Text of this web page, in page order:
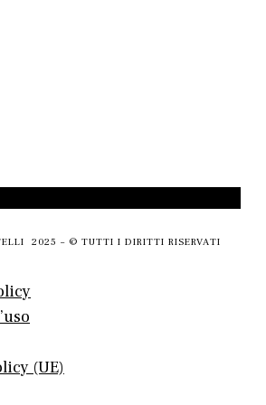
2025 – © TUTTI I DIRITTI RISERVATI
(UE)